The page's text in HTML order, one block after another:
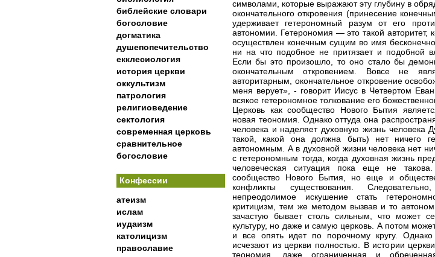
библейские словари
богословие
догматика
душепопечительство
екклесиология
история церкви
оккультизм
патрология
религиоведение
сектология
современная церковь
сравнительное
богословие
Конфессии
атеизм
ислам
иудаизм
католицизм
православие
символами, которые выражают эту глубину в
окончательного откровения (принесение
удерживает гетерономный разум от его
автономии. Гетерономия — это такой авторитет,
осуществлен конечным сущим во имя
ни на что подобное не притязает и подобной
Если бы это произошло, то оно стало бы
окончательным откровением. Вовсе не
авторитарным, окончательное откровение
меня верует», - говорит Иисус в Четвертом
всякое гетерономное толкование его
Церковь как сообщество Нового Бытия
новая теономия. Однако оттуда она
человека и наделяет духовную жизнь человека
такой, какой она должна быть) нет ничего
автономным. А в духовной жизни человека нет
с гетерономным тогда, когда духовная жизнь
человеческая ситуация пока еще не
сообщество Нового Бытия, но еще и
конфликты существования.
непреодолимое искушение стать
критицизм, тем же методом вызвав и то
зачастую бывает столь сильным, что может
культуру, но даже и самую церковь. А потом
и все опять идет по порочному кругу.
исчезают из церкви полностью. В истории
теономия, даже ограниченная и